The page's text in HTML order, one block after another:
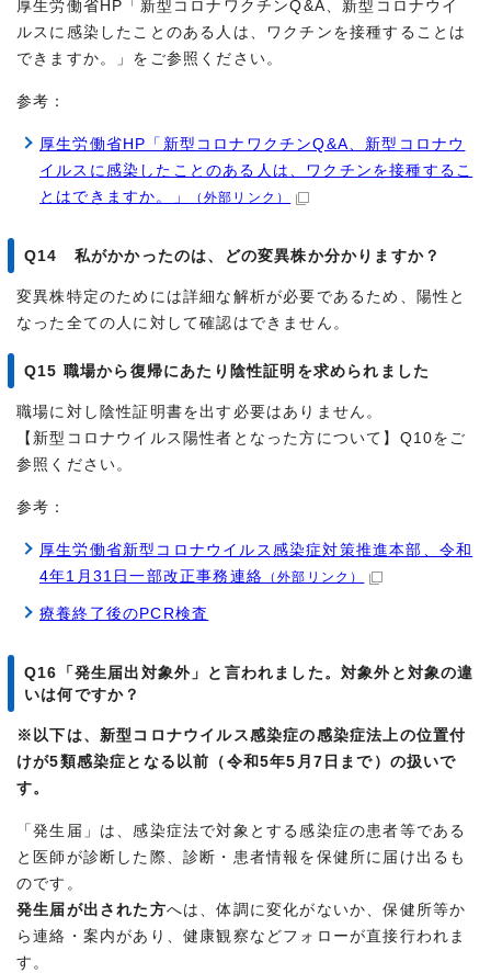
厚生労働省HP「新型コロナワクチンQ&A、新型コロナウイ
ルスに感染したことのある人は、ワクチンを接種することは
できますか。」をご参照ください。
参考：
厚生労働省HP「新型コロナワクチンQ&A、新型コロナウ
イルスに感染したことのある人は、ワクチンを接種するこ
とはできますか。」
（外部リンク）
Q14 私がかかったのは、どの変異株か分かりますか？
変異株特定のためには詳細な解析が必要であるため、陽性と
なった全ての人に対して確認はできません。
Q15 職場から復帰にあたり陰性証明を求められました
職場に対し陰性証明書を出す必要はありません。
【新型コロナウイルス陽性者となった方について】Q10をご
参照ください。
参考：
厚生労働省新型コロナウイルス感染症対策推進本部、令和
4年1月31日一部改正事務連絡 （外部リンク）
療養終了後のPCR検査
Q16「発生届出対象外」と言われました。対象外と対象の違
いは何ですか？
※以下は、新型コロナウイルス感染症の感染症法上の位置付
けが5類感染症となる以前（令和5年5月7日まで）の扱いで
す。
「発生届」は、感染症法で対象とする感染症の患者等である
と医師が診断した際、診断・患者情報を保健所に届け出るも
のです。
発生届が出された方へは、体調に変化がないか、保健所等か
ら連絡・案内があり、健康観察などフォローが直接行われま
す。